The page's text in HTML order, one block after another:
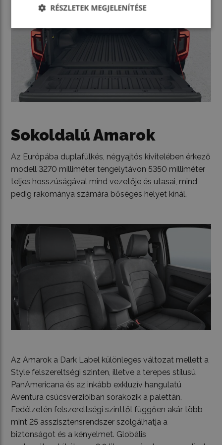
Sokoldalú Amarok
Az Európába duplafülkés, négyajtós kivitelében érkező
modell 3270 milliméter tengelytávon 5350 milliméter
teljes hosszúságával mind vezetője és utasai, mind
pedig rakománya számára bőséges helyet kínál.
Az Amarok a Dark Label különleges változat mellett a
Style felszereltségi szinten, illetve a terepes stílusú
PanAmericana és az inkább exkluzív hangulatú
Aventura csúcsverzióiban sorakozik a palettán.
Fedélzetén felszereltségi szinttől függően akár több
mint 25 asszisztensrendszer szolgálhatja a
biztonságot és a kényelmet. Globális
RÉSZLETEK MEGJELENÍTÉSE